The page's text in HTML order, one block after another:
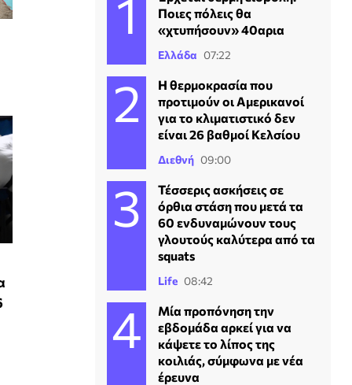
Ποιες πόλεις θα
«χτυπήσουν» 40αρια
Ελλάδα 07:22
Η θερμοκρασία που
προτιμούν οι Αμερικανοί
για το κλιματιστικό δεν
είναι 26 βαθμοί Κελσίου
Διεθνή 09:00
Τέσσερις ασκήσεις σε
όρθια στάση που μετά τα
60 ενδυναμώνουν τους
γλουτούς καλύτερα από τα
squats
Life 08:42
Μία προπόνηση την
εβδομάδα αρκεί για να
κάψετε το λίπος της
κοιλιάς, σύμφωνα με νέα
έρευνα